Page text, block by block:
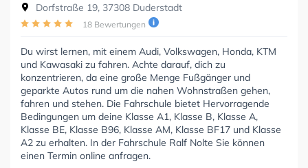
Dorfstraße 19, 37308 Duderstadt
18 Bewertungen
Du wirst lernen, mit einem Audi, Volkswagen, Honda, KTM
und Kawasaki zu fahren. Achte darauf, dich zu
konzentrieren, da eine große Menge Fußgänger und
geparkte Autos rund um die nahen Wohnstraßen gehen,
fahren und stehen. Die Fahrschule bietet Hervorragende
Bedingungen um deine Klasse A1, Klasse B, Klasse A,
Klasse BE, Klasse B96, Klasse AM, Klasse BF17 und Klasse
A2 zu erhalten. In der Fahrschule Ralf Nolte Sie können
einen Termin online anfragen.